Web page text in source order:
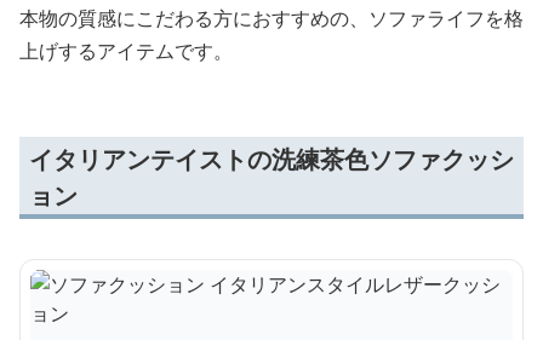
本物の質感にこだわる方におすすめの、ソファライフを格
上げするアイテムです。
イタリアンテイストの洗練茶色ソファクッシ
ョン